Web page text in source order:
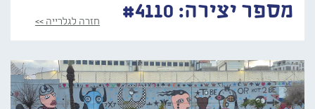
מספר יצירה: #4110 חזרה לגלרייה >>